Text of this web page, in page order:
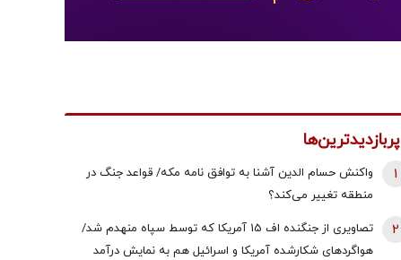
پربازدیدترین‌ها
واکنش حسام الدین آشنا به توافق نامه مکه/ قواعد جنگ در
منطقه تغییر می‌کند؟
1
تصاویری از جنگنده اف 15 آمریکا که توسط سپاه منهدم شد/
هواگردهای شکارشده آمریکا و اسرائیل هم به نمایش درآمد
2